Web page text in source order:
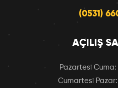
(0531)
AÇILIŞ
Pazartesi Cuma:
Cumartesi Pazar: